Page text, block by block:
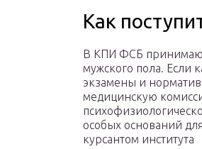
Как
В КПИ ФСБ
мужского пола. Если
экзамены и
медицинскую
особых оснований
курсантом института